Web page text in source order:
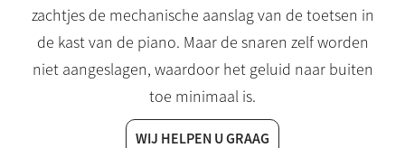
zachtjes de mechanische aanslag van de toetsen in
de kast van de piano. Maar de snaren zelf worden
niet aangeslagen, waardoor het geluid naar buiten
toe minimaal is.
WIJ HELPEN U GRAAG